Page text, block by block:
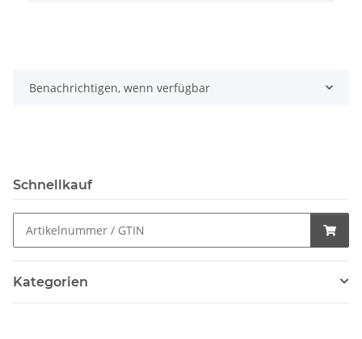
Benachrichtigen, wenn verfügbar
Schnellkauf
Kategorien